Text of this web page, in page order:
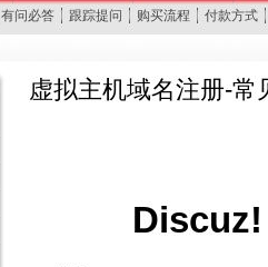
有问必答 跟踪提问 购买流程 付款方式
虚拟主机域名注册-常